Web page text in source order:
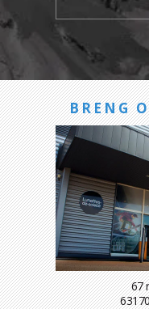
BRENG
67